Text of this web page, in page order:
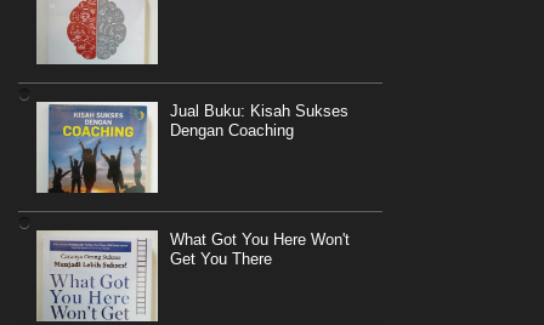
Jual Buku: Kisah Sukses
Dengan Coaching
What Got You Here Won't
Get You There